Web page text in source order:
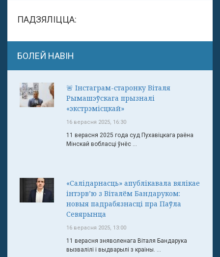
ПАДЗЯЛІЦЦА:
БОЛЕЙ НАВІН
🚨 Інстаграм-старонку Віталя
Рымашэўскага прызналі
«экстрэмісцкай»
16 верасня 2025, 16:30
11 верасня 2025 года суд Пухавіцкага раёна
Мінскай вобласці ўнёс ...
«Салідарнасць» апублікавала вялікае
інтэрв’ю з Віталём Бандаруком:
новыя падрабязнасці пра Паўла
Севярынца
16 верасня 2025, 13:00
11 верасня зняволенага Віталя Бандарука
вызвалілі і выдварылі з краіны. ...